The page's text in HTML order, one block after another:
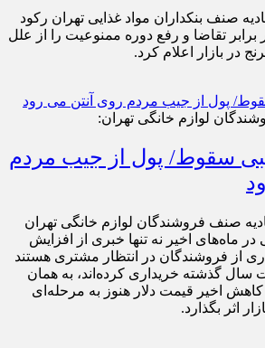
صنف بنکداران مواد غذایی تهران رکود
برابر تقاضا و رفع دوره ممنوعیت را از علل
در بازار اعلام کرد.
لوازم خانگی تهران:
سقوط/ پول از جیب مردم
صنف فروشندگان لوازم خانگی تهران
در ماه‌های اخیر نه تنها خبری از افزایش
از فروشندگان در انتظار مشتری هستند
سال گذشته خریداری کرده‌اند، به همان
اخیر قیمت دلار هنوز به مرحله‌ای
اثر بگذارد.